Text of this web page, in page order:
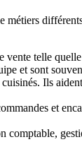
métiers
vente telle
et sont
Ils
et